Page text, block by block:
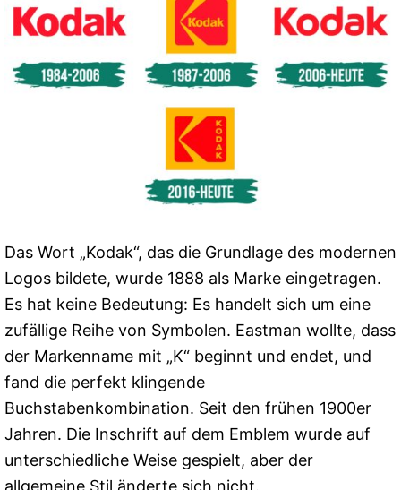
Das Wort „Kodak“, das die Grundlage des modernen
Logos bildete, wurde 1888 als Marke eingetragen.
Es hat keine Bedeutung: Es handelt sich um eine
zufällige Reihe von Symbolen. Eastman wollte, dass
der Markenname mit „K“ beginnt und endet, und
fand die perfekt klingende
Buchstabenkombination. Seit den frühen 1900er
Jahren. Die Inschrift auf dem Emblem wurde auf
unterschiedliche Weise gespielt, aber der
allgemeine Stil änderte sich nicht.